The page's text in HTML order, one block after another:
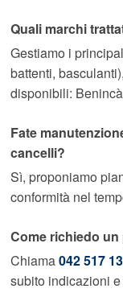
Quali marchi
Gestiamo i
battenti,
disponibili:
Fate
cancelli?
Sì, proponiamo
conformità nel
Come richiedo
Chiama042 517
subito indicazioni e